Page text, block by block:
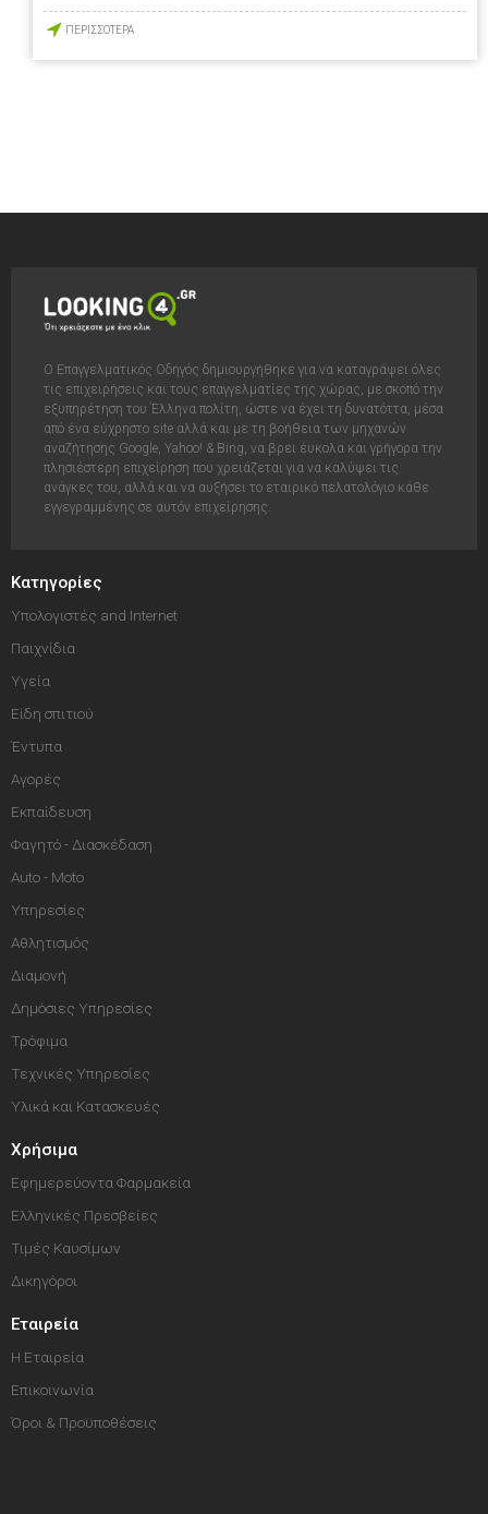
ΠΕΡΙΣΣΟΤΕΡΑ
Ο Επαγγελματικός Οδηγός δημιουργήθηκε για να καταγράψει όλες
τις επιχειρήσεις και τους επαγγελματίες της χώρας, με σκοπό την
εξυπηρέτηση του Έλληνα πολίτη, ώστε να έχει τη δυνατόττα, μέσα
από ένα εύχρηστο site αλλά και με τη βοήθεια των μηχανών
αναζήτησης Google, Yahoo! & Bing, να βρει έυκολα και γρήγορα την
πλησιέστερη επιχείρηση που χρειάζεται για να καλύψει τις
ανάγκες του, αλλά και να αυξήσει το εταιρικό πελατολόγιο κάθε
εγγεγραμμένης σε αυτόν επιχείρησης.
Κατηγορίες
Υπολογιστές and Internet
Παιχνίδια
Υγεία
Είδη σπιτιού
Έντυπα
Αγορές
Εκπαίδευση
Φαγητό - Διασκέδαση
Auto - Moto
Υπηρεσίες
Αθλητισμός
Διαμονή
Δημόσιες Υπηρεσίες
Τρόφιμα
Τεχνικές Υπηρεσίες
Υλικά και Κατασκευές
Χρήσιμα
Εφημερεύοντα Φαρμακεία
Ελληνικές Πρεσβείες
Τιμές Καυσίμων
Δικηγόροι
Εταιρεία
Η Εταιρεία
Επικοινωνία
Όροι & Προϋποθέσεις